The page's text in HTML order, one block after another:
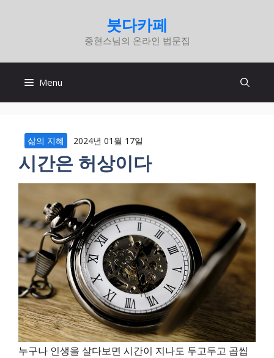
로
붓다카페
중현스님의 온라인 법문집
Menu
삶의 지혜 2024년 01월 17일
시간은 허상이다
누구나 인생을 살다보면 시간이 지나도 두고두고 곱씹